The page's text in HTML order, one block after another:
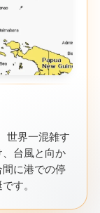
世界一混雑す
台風と向か
に港での停
す。